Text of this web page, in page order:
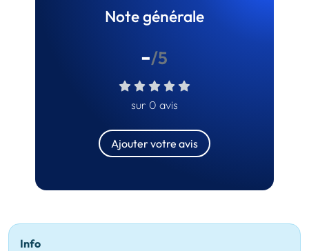
Note générale
-/5
sur 0 avis
Ajouter votre avis
Info